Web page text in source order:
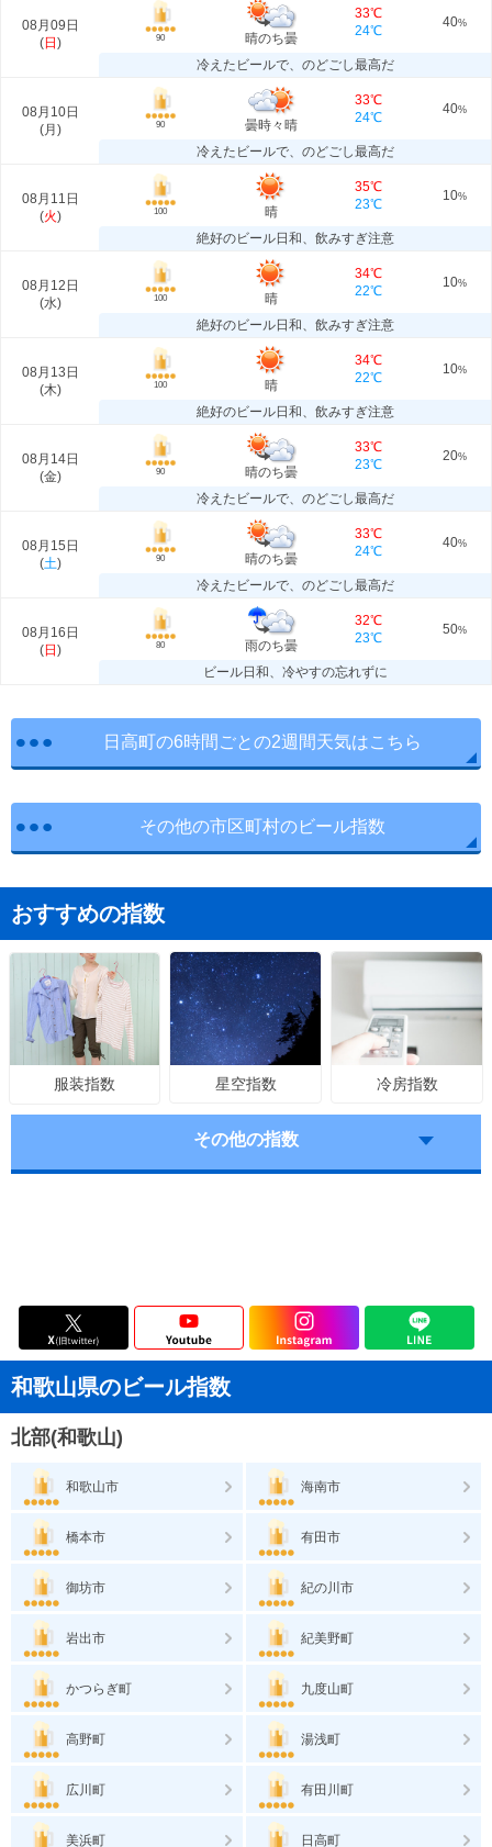
08月09日
(日 ) 90 晴のち曇
33℃
24℃
40%
冷えたビールで、のどごし最高だ
08月10日
(月 ) 90 曇時々晴
33℃
24℃
40%
冷えたビールで、のどごし最高だ
08月11日
(火) 100 晴
35℃
23℃
10%
絶好のビール日和、飲みすぎ注意
08月12日
(水) 100 晴
34℃
22℃
10%
絶好のビール日和、飲みすぎ注意
08月13日
(木) 100 晴
34℃
22℃
10%
絶好のビール日和、飲みすぎ注意
08月14日
(金) 90 晴のち曇
33℃
23℃
20%
冷えたビールで、のどごし最高だ
08月15日
(土) 90 晴のち曇
33℃
24℃
40%
冷えたビールで、のどごし最高だ
08月16日
(日 ) 80 雨のち曇
32℃
23℃
50%
ビール日和、冷やすの忘れずに
日高町の6時間ごとの2週間天気はこちら
その他の市区町村のビール指数
おすすめの指数
服装指数 星空指数 冷房指数
その他の指数
和歌山県のビール指数
北部(和歌山)
和歌山市 海南市
橋本市 有田市
御坊市 紀の川市
岩出市 紀美野町
かつらぎ町 九度山町
高野町 湯浅町
広川町 有田川町
美浜町 日高町